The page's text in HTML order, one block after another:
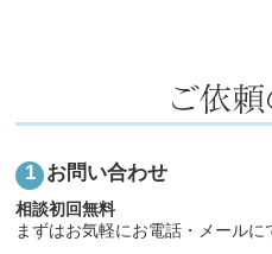
お問い合わせ
相談初回無料
まずはお気軽にお電話・メールに